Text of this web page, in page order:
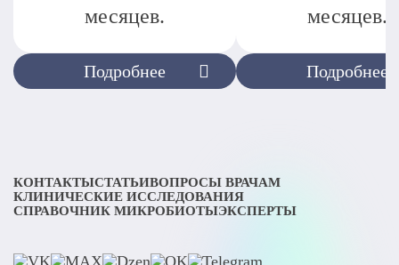
Подробнее
месяцев.
Подробнее
месяцев.
КОНТАКТЫСТАТЬИВОПРОСЫ ВРАЧАМ
КЛИНИЧЕСКИЕ ИССЛЕДОВАНИЯ
СПРАВОЧНИК МИКРОБИОТЫЭКСПЕРТЫ